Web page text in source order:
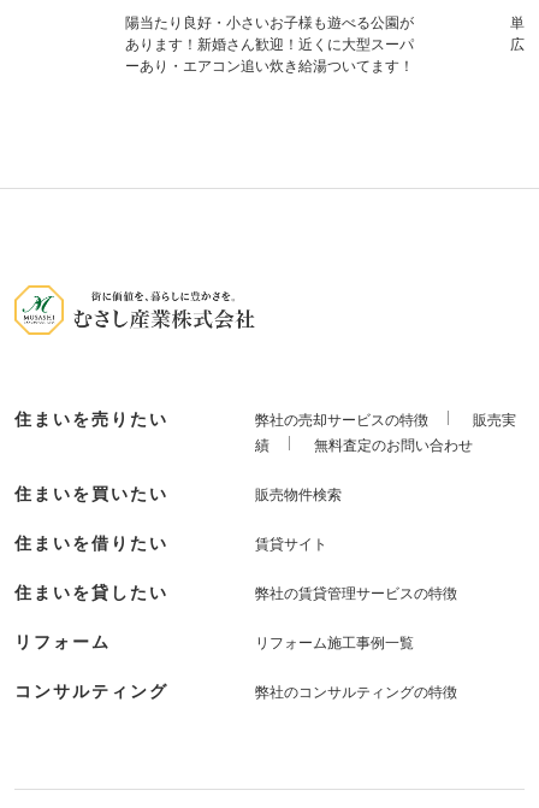
陽当たり良好・小さいお子様も遊べる公園が
あります！新婚さん歓迎！近くに大型スーパ
ーあり・エアコン追い炊き給湯ついてます！
単
広
住まいを売りたい 弊社の売却サービスの特徴
販売実
績
無料査定のお問い合わせ
住まいを買いたい 販売物件検索
住まいを借りたい 賃貸サイト
住まいを貸したい 弊社の賃貸管理サービスの特徴
リフォーム リフォーム施工事例一覧
コンサルティング 弊社のコンサルティングの特徴